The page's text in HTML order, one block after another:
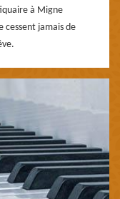
à Migne
cessent jamais de